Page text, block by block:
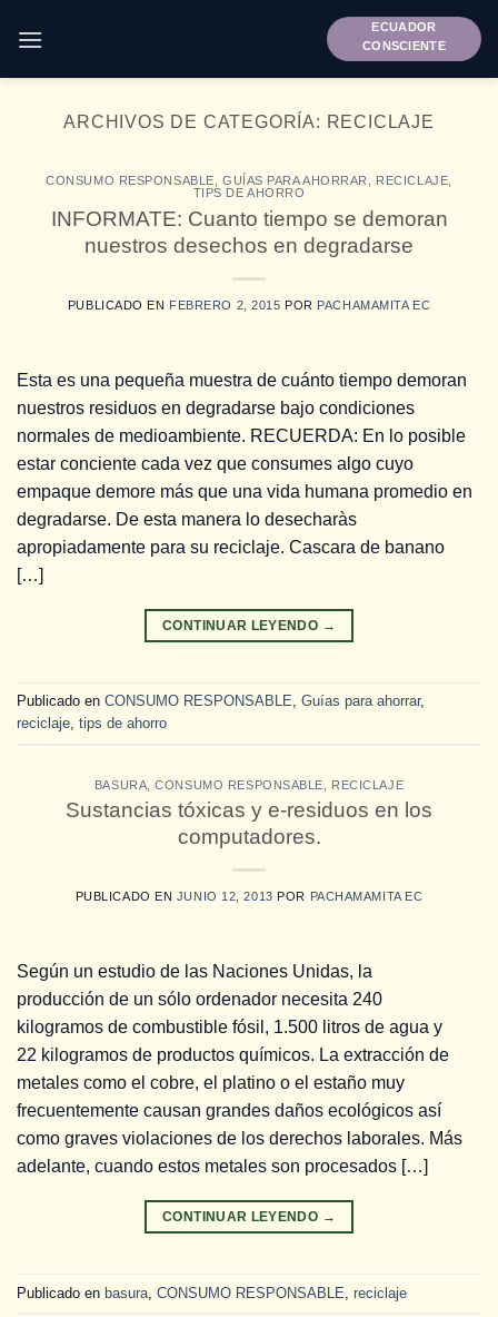
ECUADOR
CONSCIENTE
ARCHIVOS DE CATEGORÍA: RECICLAJE
CONSUMO RESPONSABLE GUÍAS PARA AHORRAR RECICLAJE
TIPS DE AHORRO
INFORMATE: Cuanto tiempo se demoran
nuestros desechos en degradarse
PUBLICADO EN FEBRERO 2, 2015 POR PACHAMAMITA EC
Esta es una pequeña muestra de cuánto tiempo demoran
nuestros residuos en degradarse bajo condiciones
normales de medioambiente. RECUERDA: En lo posible
estar conciente cada vez que consumes algo cuyo
empaque demore más que una vida humana promedio en
degradarse. De esta manera lo desecharàs
apropiadamente para su reciclaje. Cascara de banano
[…]
CONTINUAR LEYENDO →
Publicado en CONSUMO RESPONSABLE Guías para ahorrar,
reciclaje tips de ahorro
BASURA ,CONSUMO RESPONSABLE RECICLAJE
Sustancias tóxicas y e-residuos en los
computadores.
PUBLICADO EN JUNIO 12, 2013 POR PACHAMAMITA EC
Según un estudio de las Naciones Unidas, la
producción de un sólo ordenador necesita 240
kilogramos de combustible fósil, 1.500 litros de agua y
22 kilogramos de productos químicos. La extracción de
metales como el cobre, el platino o el estaño muy
frecuentemente causan grandes daños ecológicos así
como graves violaciones de los derechos laborales. Más
adelante, cuando estos metales son procesados […]
CONTINUAR LEYENDO →
Publicado en basura CONSUMO RESPONSABLE reciclaje